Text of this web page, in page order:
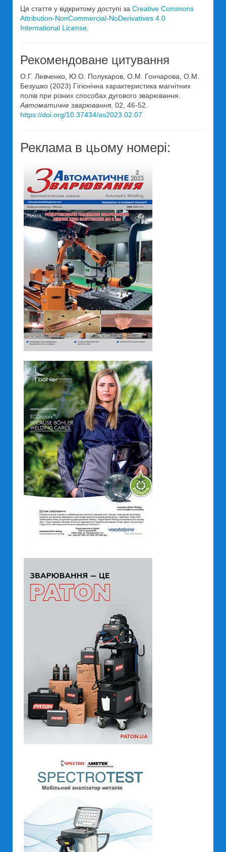
Ця стаття у відкритому доступі за Creative Commons
Attribution-NonCommercial-NoDerivatives 4.0
International License
Рекомендоване цитування
О.Г. Левченко, Ю.О. Полукаров, О.М. Гончарова, О.М.
Безушко (2023) Гігієнічна характеристика магнітних
полів при різних способах дугового зварювання.
Автоматичне зварювання , 02, 46-52.
https://doi.org/10.37434/as2023.02.07
Реклама в цьому номері: